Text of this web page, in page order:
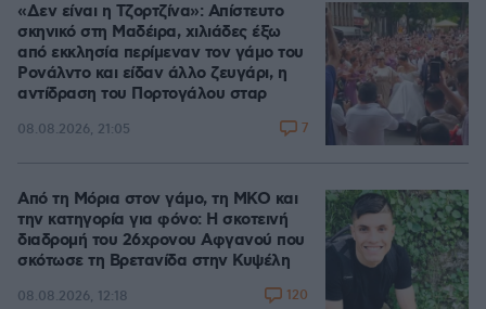
«Δεν είναι η Τζορτζίνα»: Απίστευτο
σκηνικό στη Μαδέιρα, χιλιάδες έξω
από εκκλησία περίμεναν τον γάμο του
Ρονάλντο και είδαν άλλο ζευγάρι, η
αντίδραση του Πορτογάλου σταρ
08.08.2026, 21:05 7
Από τη Μόρια στον γάμο, τη ΜΚΟ και
την κατηγορία για φόνο: Η σκοτεινή
διαδρομή του 26χρονου Αφγανού που
σκότωσε τη Βρετανίδα στην Κυψέλη
08.08.2026, 12:18 120